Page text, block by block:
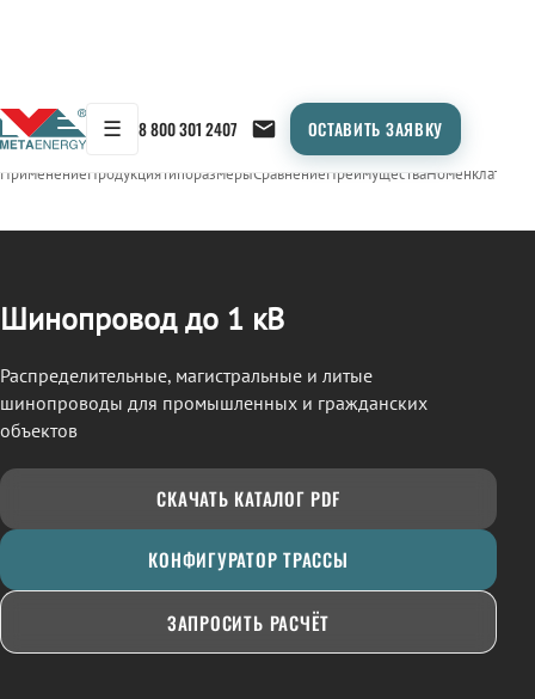
☰ 8 800 301 2407 ОСТАВИТЬ ЗАЯВКУ
← Продукция/ШИНОПРОВОД
ПрименениеПродукцияТипоразмерыСравнениеПреимуществаНоменклатура
Шинопровод до 1 кВ
Распределительные, магистральные и литые
шинопроводы для промышленных и гражданских
объектов
СКАЧАТЬ КАТАЛОГ PDF
КОНФИГУРАТОР ТРАССЫ
ЗАПРОСИТЬ РАСЧЁТ